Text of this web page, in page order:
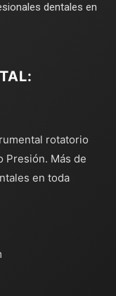
dentales en
rotatorio
Presión. Más de
en toda